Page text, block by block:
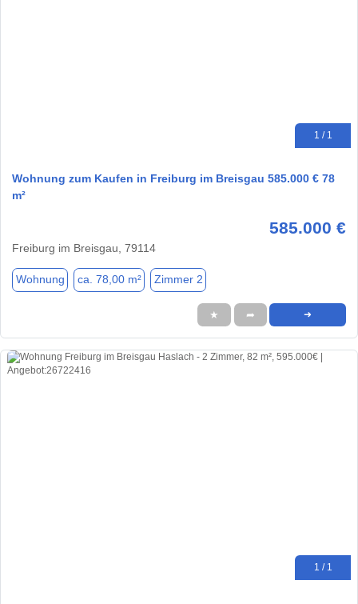
1 / 1
Wohnung zum Kaufen in Freiburg im Breisgau 585.000 € 78
m²
585.000 €
Freiburg im Breisgau, 79114
Wohnung ca. 78,00 m² Zimmer 2
★ ➦ ➜
1 / 1